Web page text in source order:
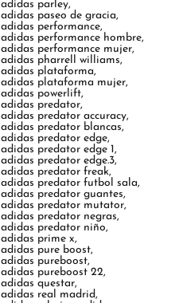
adidas parley,
adidas paseo de gracia,
adidas performance,
adidas performance hombre,
adidas performance mujer,
adidas pharrell williams,
adidas plataforma,
adidas plataforma mujer,
adidas powerlift,
adidas predator,
adidas predator accuracy,
adidas predator blancas,
adidas predator edge,
adidas predator edge 1,
adidas predator edge.3,
adidas predator freak,
adidas predator futbol sala,
adidas predator guantes,
adidas predator mutator,
adidas predator negras,
adidas predator niño,
adidas prime x,
adidas pure boost,
adidas pureboost,
adidas pureboost 22,
adidas questar,
adidas real madrid,